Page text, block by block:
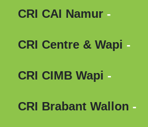
CRI CAI Namur -
CRI Centre & Wapi -
CRI CIMB Wapi -
CRI Brabant Wallon -